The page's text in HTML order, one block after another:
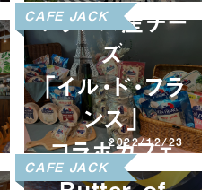
CAFE JACK
2022/12/23
フランス産チー
ズ
「イル・ド・フラ
ンス」
コラボカフェ
CAFE JACK